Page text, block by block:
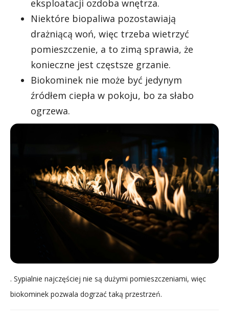
eksploatacji ozdoba wnętrza.
Niektóre biopaliwa pozostawiają
drażniącą woń, więc trzeba wietrzyć
pomieszczenie, a to zimą sprawia, że
konieczne jest częstsze grzanie.
Biokominek nie może być jedynym
źródłem ciepła w pokoju, bo za słabo
ogrzewa.
. Sypialnie najczęściej nie są dużymi pomieszczeniami, więc
biokominek pozwala dogrzać taką przestrzeń.